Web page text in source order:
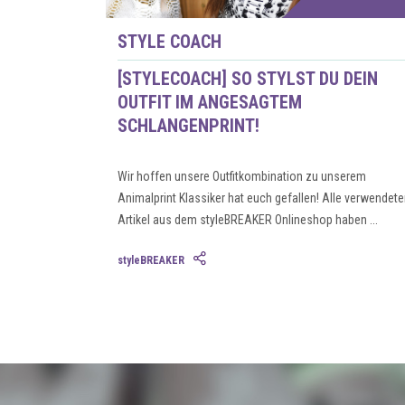
STYLE COACH
[STYLECOACH] SO STYLST DU DEIN
OUTFIT IM ANGESAGTEM
SCHLANGENPRINT!
Wir hoffen unsere Outfitkombination zu unserem
Animalprint Klassiker hat euch gefallen! Alle
Artikel aus dem styleBREAKER Onlineshop haben ...
styleBREAKER